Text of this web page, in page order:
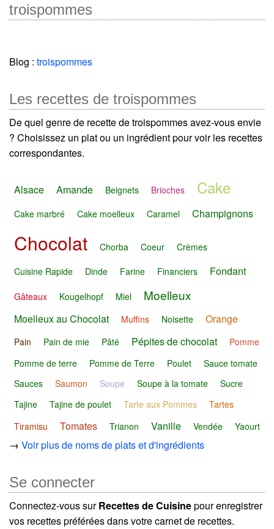
troispommes
Blog : troispommes
Les recettes de troispommes
De quel genre de recette de troispommes avez-vous envie
? Choisissez un plat ou un ingrédient pour voir les recettes
correspondantes.
Alsace Amande Beignets Brioches Cake
Cake marbré Cake moelleux Caramel Champignons
Chocolat Chorba Coeur Crèmes
Cuisine Rapide Dinde Farine Financiers Fondant
Gâteaux Kougelhopf Miel Moelleux
Moelleux au Chocolat Muffins Noisette Orange
Pain Pain de mie Pâté Pépites de chocolat
Pomme
Pomme de terre
Pomme de Terre Poulet
Sauce tomate
Sauces
Saumon Soupe Soupe à la tomate
Sucre
Tajine
Tajine de poulet Tarte aux Pommes
Tartes
Tiramisu
Tomates Trianon Vanille Vendée Yaourt
→ Voir plus de noms de plats et d'ingrédients
Se connecter
Connectez-vous surRecettes de Cuisinepour enregistrer
vos recettes préférées dans votre carnet de recettes.